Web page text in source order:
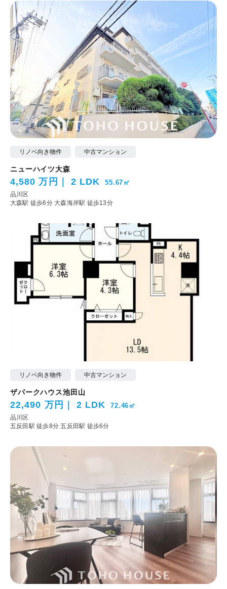
リノベ向き物件 中古マンション
ニューハイツ大森
4,580 万円 2 LDK 55.67㎡
品川区
大森駅 徒歩6分 大森海岸駅 徒歩13分
リノベ向き物件 中古マンション
ザパークハウス池田山
22,490 万円 2 LDK 72.46㎡
品川区
五反田駅 徒歩8分五反田駅 徒歩6分